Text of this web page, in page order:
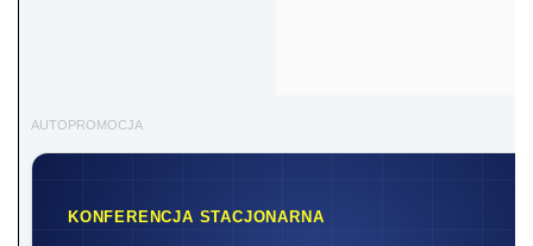
AUTOPROMOCJA
KONFERENCJA STACJONARNA